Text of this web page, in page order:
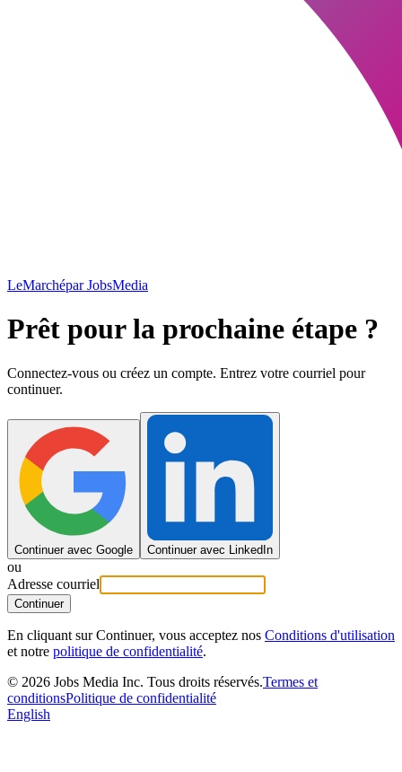
LeMarchépar JobsMedia
Prêt pour la prochaine étape ?
Connectez-vous ou créez un compte. Entrez votre courriel pour
continuer.
Continuer avec Google Continuer avec LinkedIn
ou
Adresse courriel
Continuer
En cliquant sur Continuer, vous acceptez nos Conditions d'utilisation
et notre politique de confidentialité.
© 2026 Jobs Media Inc. Tous droits réservés.Termes et
conditionsPolitique de confidentialité
English